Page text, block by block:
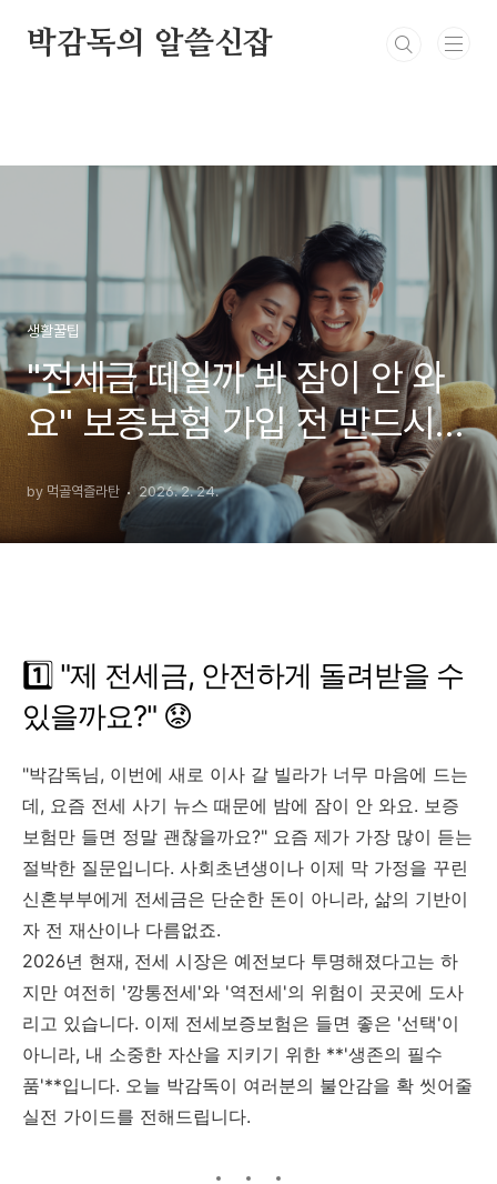
박감독의 알쓸신잡
생활꿀팁
"전세금 떼일까 봐 잠이 안 와
요" 보증보험 가입 전 반드시
확인해야 할 3가지 🏠🛡️
by 먹골역즐라탄 2026. 2. 24.
1️⃣ "제 전세금, 안전하게 돌려받을 수
있을까요?" 😟
"박감독님, 이번에 새로 이사 갈 빌라가 너무 마음에 드는
데, 요즘 전세 사기 뉴스 때문에 밤에 잠이 안 와요. 보증
보험만 들면 정말 괜찮을까요?" 요즘 제가 가장 많이 듣는
절박한 질문입니다. 사회초년생이나 이제 막 가정을 꾸린
신혼부부에게 전세금은 단순한 돈이 아니라, 삶의 기반이
자 전 재산이나 다름없죠.
2026년 현재, 전세 시장은 예전보다 투명해졌다고는 하
지만 여전히 '깡통전세'와 '역전세'의 위험이 곳곳에 도사
리고 있습니다. 이제 전세보증보험은 들면 좋은 '선택'이
아니라, 내 소중한 자산을 지키기 위한 **'생존의 필수
품'**입니다. 오늘 박감독이 여러분의 불안감을 확 씻어줄
실전 가이드를 전해드립니다.